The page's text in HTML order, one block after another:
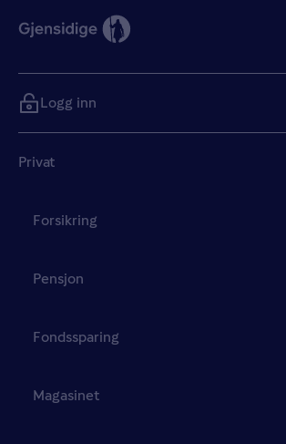
Privat
Forsikring
Pensjon
Fondssparing
Magasinet
Logg inn